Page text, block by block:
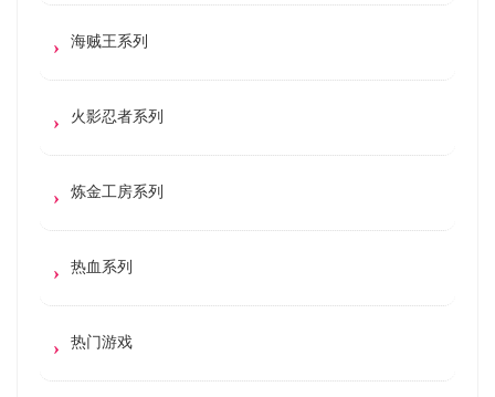
海贼王系列
火影忍者系列
炼金工房系列
热血系列
热门游戏